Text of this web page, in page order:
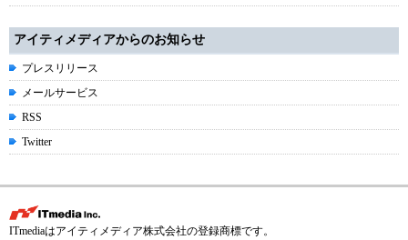
アイティメディアからのお知らせ
プレスリリース
メールサービス
RSS
Twitter
ITmediaはアイティメディア株式会社の登録商標です。